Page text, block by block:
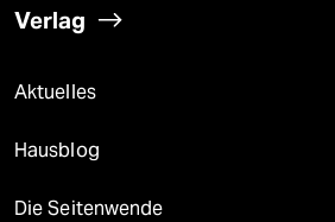
Verlag
Aktuelles
Hausblog
Die Seitenwende